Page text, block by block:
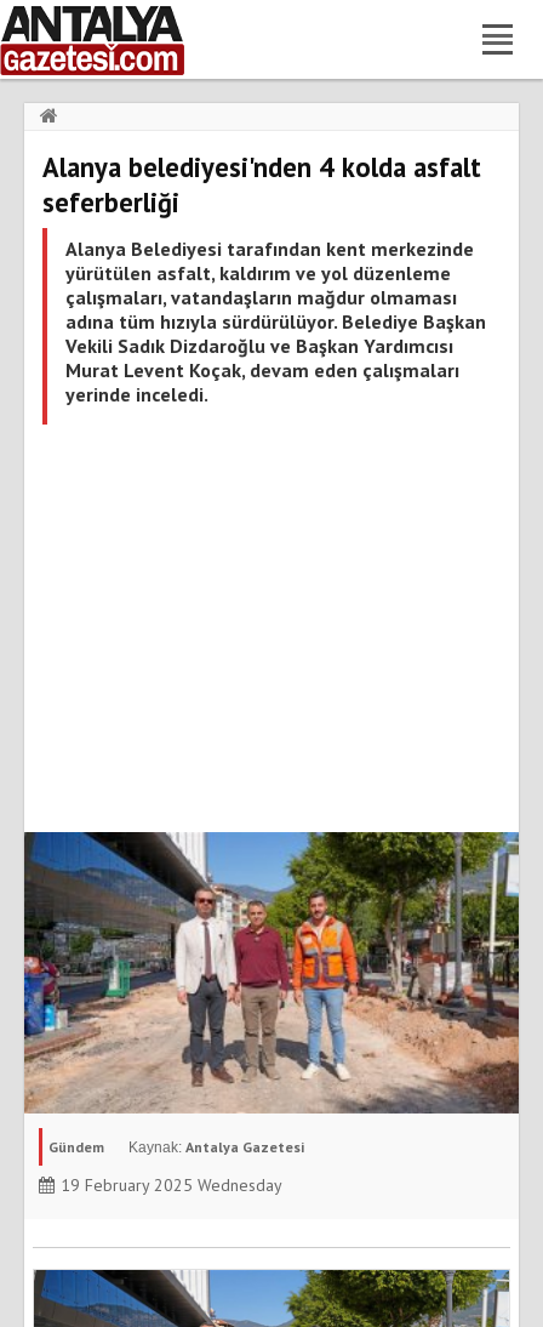
Alanya belediyesi'nden 4 kolda asfalt seferberliği
Alanya belediyesi'nden 4 kolda asfalt
seferberliği
Alanya Belediyesi tarafından kent merkezinde
yürütülen asfalt, kaldırım ve yol düzenleme
çalışmaları, vatandaşların mağdur olmaması
adına tüm hızıyla sürdürülüyor. Belediye Başkan
Vekili Sadık Dizdaroğlu ve Başkan Yardımcısı
Murat Levent Koçak, devam eden çalışmaları
yerinde inceledi.
Gündem Antalya Gazetesi
19 February 2025 Wednesday